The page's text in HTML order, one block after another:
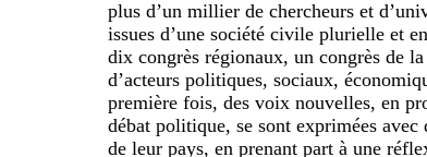
plus d’un millier de chercheurs et
issues d’une société civile plurielle et
dix congrès régionaux, un congrès de
d’acteurs politiques, sociaux,
première fois, des voix nouvelles, en
débat politique, se sont exprimées
de leur pays, en prenant part à une